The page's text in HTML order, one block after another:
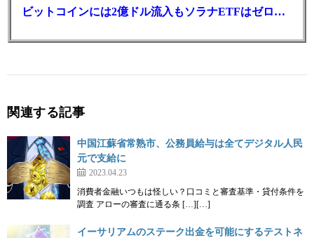
ビットコインには2億ドル流入もソラナETFはゼロ｜5営業日連続で停止
関連する記事
中国江蘇省常熟市、公務員給与は全てデジタル人民
元で支給に
2023.04.23
消費者金融いつもは怪しい？口コミと審査基準・貸付条件を
調査 アローの審査に通る条 […][…]
イーサリアムのステーク出金を可能にするテストネ